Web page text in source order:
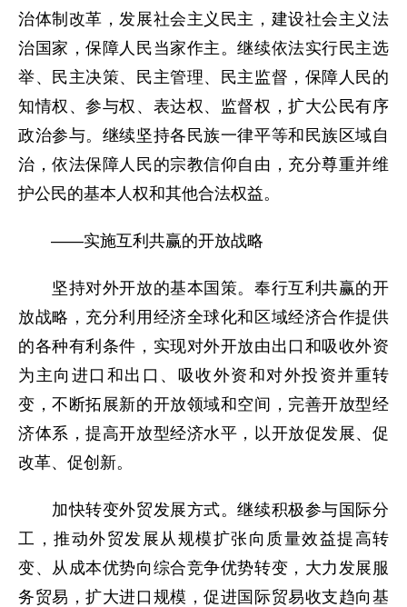
治体制改革，发展社会主义民主，建设社会主义法
治国家，保障人民当家作主。继续依法实行民主选
举、民主决策、民主管理、民主监督，保障人民的
知情权、参与权、表达权、监督权，扩大公民有序
政治参与。继续坚持各民族一律平等和民族区域自
治，依法保障人民的宗教信仰自由，充分尊重并维
护公民的基本人权和其他合法权益。
——实施互利共赢的开放战略
坚持对外开放的基本国策。奉行互利共赢的开
放战略，充分利用经济全球化和区域经济合作提供
的各种有利条件，实现对外开放由出口和吸收外资
为主向进口和出口、吸收外资和对外投资并重转
变，不断拓展新的开放领域和空间，完善开放型经
济体系，提高开放型经济水平，以开放促发展、促
改革、促创新。
加快转变外贸发展方式。继续积极参与国际分
工，推动外贸发展从规模扩张向质量效益提高转
变、从成本优势向综合竞争优势转变，大力发展服
务贸易，扩大进口规模，促进国际贸易收支趋向基